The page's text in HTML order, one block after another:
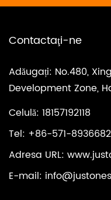
Contactaţi-ne
Adăugați: No.480,
Development Zone,
Celulă: 18157192118
Tel: +86-571-
Adresa URL:
E-mail: